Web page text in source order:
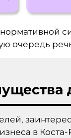
очередь
в